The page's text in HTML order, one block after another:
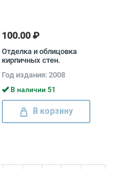
100.00 ₽
Отделка и облицовка
кирпичных стен.
застройщика
Год издания: 2008
В наличии 51
В корзину